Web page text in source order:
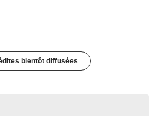
bientôt diffusées